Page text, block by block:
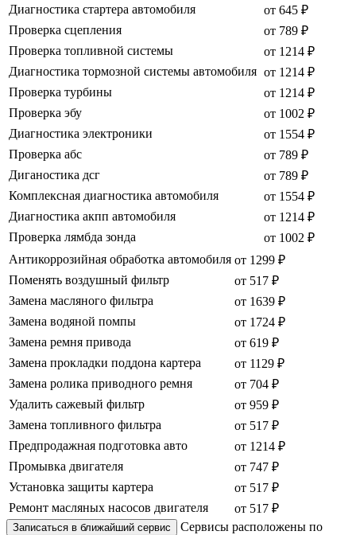
Диагностика стартера автомобиля
от 645 ₽
Проверка сцепления
от 789 ₽
Проверка топливной системы
от 1214 ₽
Диагностика тормозной системы автомобиля от 1214 ₽
Проверка турбины
от 1214 ₽
Проверка эбу
от 1002 ₽
Диагностика электроники
от 1554 ₽
Проверка абс
от 789 ₽
Диганостика дсг
от 789 ₽
Комплексная диагностика автомобиля
от 1554 ₽
Диагностика акпп автомобиля
от 1214 ₽
Проверка лямбда зонда
от 1002 ₽
Антикоррозийная обработка автомобиля от 1299 ₽
Поменять воздушный фильтр
от 517 ₽
Замена масляного фильтра
от 1639 ₽
Замена водяной помпы
от 1724 ₽
Замена ремня привода
от 619 ₽
Замена прокладки поддона картера
от 1129 ₽
Замена ролика приводного ремня
от 704 ₽
Удалить сажевый фильтр
от 959 ₽
Замена топливного фильтра
от 517 ₽
Предпродажная подготовка авто
от 1214 ₽
Промывка двигателя
от 747 ₽
Установка защиты картера
от 517 ₽
Ремонт масляных насосов двигателя
от 517 ₽
Записаться в ближайший сервис
Сервисы расположены по